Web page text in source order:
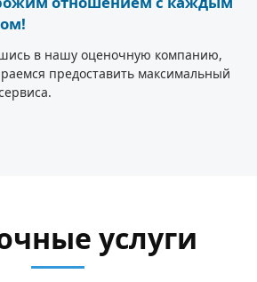
в нашу оценочную компанию,
предоставить максимальный
услуги